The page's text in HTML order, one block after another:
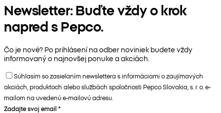
Newsletter: Buďte vždy o krok
napred s Pepco.
Čo je nové? Po prihlásení na odber noviniek budete vždy
informovaný o najnovšej ponuke a akciách.
Súhlasím so zasielaním newslettera s informáciami o zaujímavých
akciách, produktoch alebo službách spoločnosti Pepco Slovakia, s. r. o. e-
mailom na uvedenú e-mailovú adresu.
Zadajte svoj email *